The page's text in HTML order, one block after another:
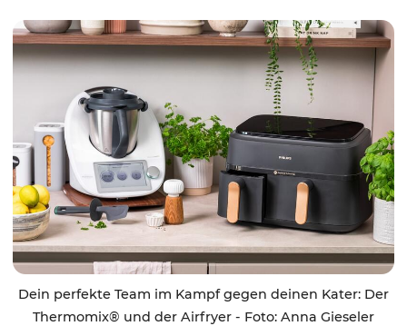
Dein perfekte Team im Kampf gegen deinen Kater: Der
Thermomix® und der Airfryer - Foto: Anna Gieseler